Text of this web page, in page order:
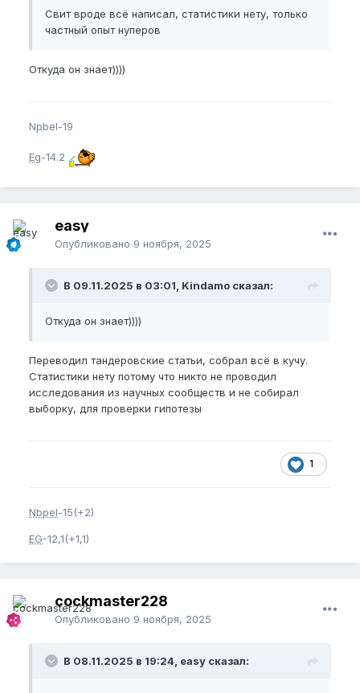
Свит вроде всё написал, статистики нету, только
частный опыт нуперов
Откуда он знает))))
Npbel-19
Eg-14.2
easy
Опубликовано 9 ноября, 2025
В 09.11.2025 в 03:01, Kindamo сказал:
Откуда он знает))))
Переводил тандеровские статьи, собрал всё в кучу.
Статистики нету потому что никто не проводил
исследования из научных сообществ и не собирал
выборку, для проверки гипотезы
1
Nbpel-15(+2)
EG-12,1(+1,1)
cockmaster228
Опубликовано 9 ноября, 2025
В 08.11.2025 в 19:24, easy сказал: